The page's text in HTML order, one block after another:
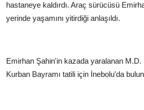
hastaneye kaldırdı. Araç sürücüsü
yerinde yaşamını yitirdiği anlaşıldı.
Emirhan Şahin'in kazada yaralanan M.D.
Kurban Bayramı tatili için İnebolu'da